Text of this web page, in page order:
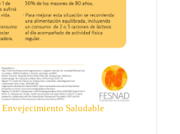
Saludable